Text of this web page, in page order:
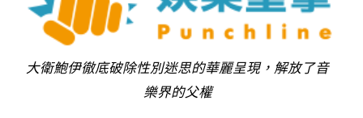
大衛鮑伊徹底破除性別迷思的華麗呈現，解放了音
樂界的父權